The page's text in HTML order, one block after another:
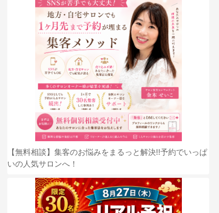
【無料相談】集客のお悩みをまるっと解決‼️予約でいっぱ
いの人気サロンへ！